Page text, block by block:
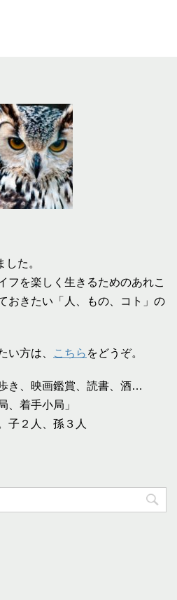
た。
フを楽しく生きるためのあれこ
おきたい「人、もの、コト」の
い方は、 こちら をどうぞ。
き、映画鑑賞、読書、酒…
、着手小局」
子２人、孫３人